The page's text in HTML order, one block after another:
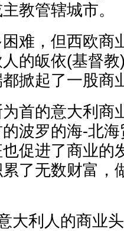
教管辖城市。
，但西欧商
的皈依(基督
掀起了一股商
的意大利商
波罗的海-北
促进了商业的
了无数财富，
利人的商业头